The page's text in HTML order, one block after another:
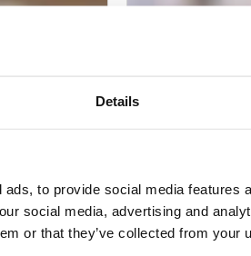
Details
to provide social media features
social media, advertising and
or that they’ve collected from your
purées
en
au